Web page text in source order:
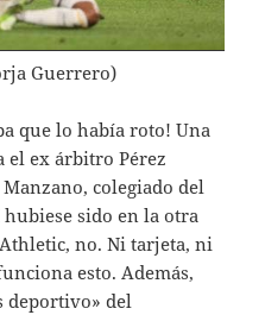
Guerrero)
que lo había roto! Una
el ex árbitro Pérez
colegiado del
sido en la otra
no. Ni tarjeta, ni
esto. Además,
deportivo» del